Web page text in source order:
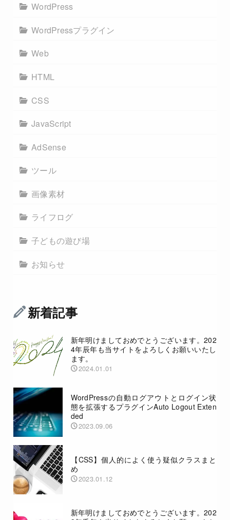
WordPress
WordPressプラグイン
Web
HTML
CSS
JavaScript
AdSense
ツール
画像素材
ライフログ
子どもの遊び場
お知らせ
新着記事
新年明けましておめでとうございます。202
4年辰年も当サイトをよろしくお願いいたし
ます。
2024.01.01
WordPressの自動ログアウトとログイン状
態を拡張するプラグインAuto Logout Exten
ded
2023.09.06
【CSS】個人的によく使う疑似クラスまと
め
2023.01.12
新年明けましておめでとうございます。202